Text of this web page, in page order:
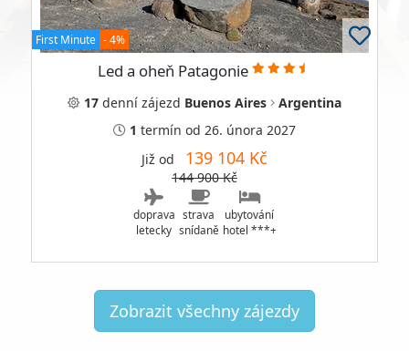
First Minute - 4%
Led a oheň Patagonie
17 denní zájezd Buenos Aires
Argentina
1 termín od 26. února 2027
Již od 139 104 Kč
144 900 Kč
doprava
letecky
strava
snídaně
ubytování
hotel ***+
Zobrazit všechny zájezdy